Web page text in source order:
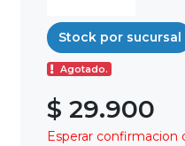
Stock por sucursal
Agotado.
$ 29.900
Esperar confirmacion